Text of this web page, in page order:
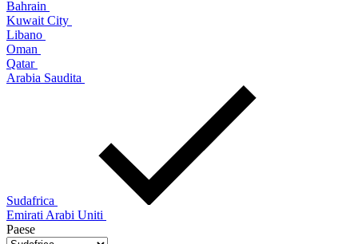
Bahrain
Kuwait City
Libano
Oman
Qatar
Arabia Saudita
Sudafrica
Emirati Arabi Uniti
Paese